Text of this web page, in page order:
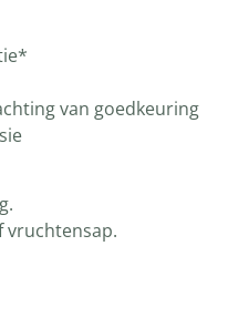
van goedkeuring
vruchtensap.